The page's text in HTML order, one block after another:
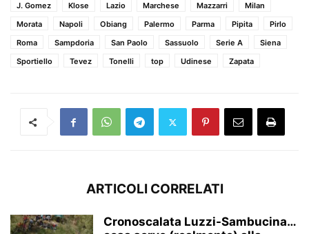
J. Gomez
Klose Lazio Marchese Mazzarri
Milan
Morata
Napoli Obiang Palermo Parma Pipita
Pirlo
Roma
Sampdoria San Paolo Sassuolo Serie A
Siena
Sportiello
Tevez Tonelli top Udinese Zapata
ARTICOLI CORRELATI
Cronoscalata Luzzi-Sambucina…